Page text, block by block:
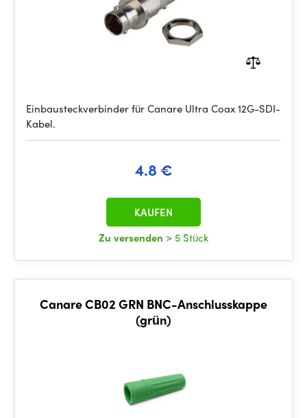
Einbausteckverbinder für Canare Ultra Coax 12G-SDI-
Kabel.
4.8 €
Zu versenden > 5 Stück
KAUFEN
Canare CB02 GRN BNC-Anschlusskappe
(grün)